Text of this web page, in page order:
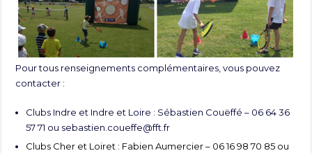
Pour tous renseignements complémentaires, vous pouvez
contacter :
Clubs Indre et Indre et Loire : Sébastien Couëffé – 06 64 36
57 71 ou sebastien.coueffe@fft.fr
Clubs Cher et Loiret : Fabien Aumercier – 06 16 98 70 85 ou